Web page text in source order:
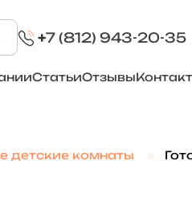
+7 (812) 943-20-35
СтатьиОтзывы
детские комнаты